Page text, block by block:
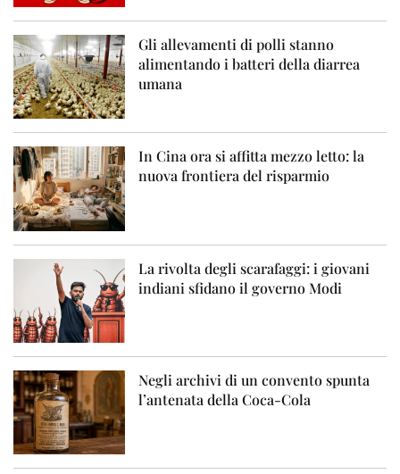
Gli allevamenti di polli stanno
alimentando i batteri della diarrea
umana
In Cina ora si affitta mezzo letto: la
nuova frontiera del risparmio
La rivolta degli scarafaggi: i giovani
indiani sfidano il governo Modi
Negli archivi di un convento spunta
l’antenata della Coca-Cola